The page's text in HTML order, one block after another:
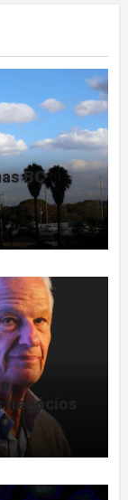
BC